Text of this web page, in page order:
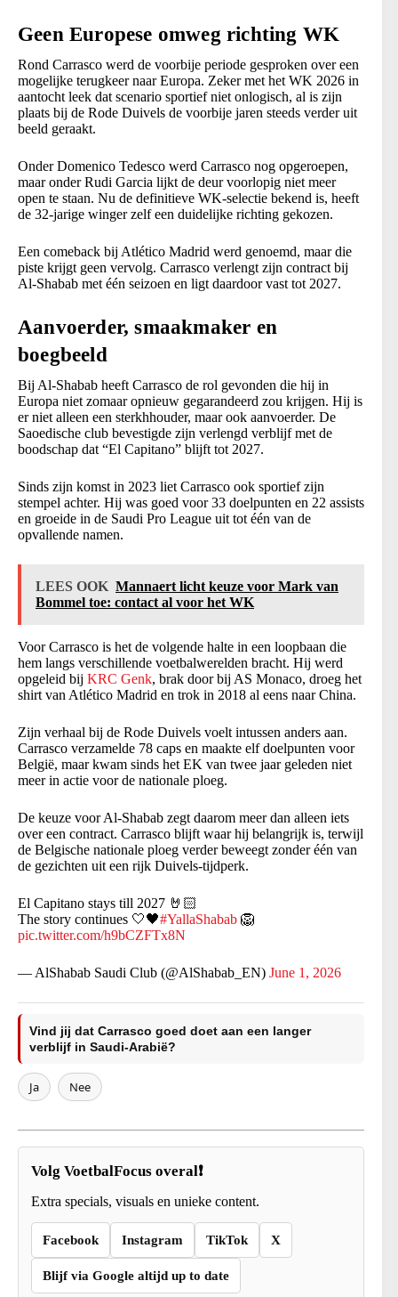
Geen Europese omweg richting WK
Rond Carrasco werd de voorbije periode gesproken over een
mogelijke terugkeer naar Europa. Zeker met het WK 2026 in
aantocht leek dat scenario sportief niet onlogisch, al is zijn
plaats bij de Rode Duivels de voorbije jaren steeds verder uit
beeld geraakt.
Onder Domenico Tedesco werd Carrasco nog opgeroepen,
maar onder Rudi Garcia lijkt de deur voorlopig niet meer
open te staan. Nu de definitieve WK-selectie bekend is, heeft
de 32-jarige winger zelf een duidelijke richting gekozen.
Een comeback bij Atlético Madrid werd genoemd, maar die
piste krijgt geen vervolg. Carrasco verlengt zijn contract bij
Al-Shabab met één seizoen en ligt daardoor vast tot 2027.
Aanvoerder, smaakmaker en
boegbeeld
Bij Al-Shabab heeft Carrasco de rol gevonden die hij in
Europa niet zomaar opnieuw gegarandeerd zou krijgen. Hij is
er niet alleen een sterkhhouder, maar ook aanvoerder. De
Saoedische club bevestigde zijn verlengd verblijf met de
boodschap dat “El Capitano” blijft tot 2027.
Sinds zijn komst in 2023 liet Carrasco ook sportief zijn
stempel achter. Hij was goed voor 33 doelpunten en 22 assists
en groeide in de Saudi Pro League uit tot één van de
opvallende namen.
LEES OOK Mannaert licht keuze voor Mark van
Bommel toe: contact al voor het WK
Voor Carrasco is het de volgende halte in een loopbaan die
hem langs verschillende voetbalwerelden bracht. Hij werd
opgeleid bij KRC Genk, brak door bij AS Monaco, droeg het
shirt van Atlético Madrid en trok in 2018 al eens naar China.
Zijn verhaal bij de Rode Duivels voelt intussen anders aan.
Carrasco verzamelde 78 caps en maakte elf doelpunten voor
België, maar kwam sinds het EK van twee jaar geleden niet
meer in actie voor de nationale ploeg.
De keuze voor Al-Shabab zegt daarom meer dan alleen iets
over een contract. Carrasco blijft waar hij belangrijk is, terwijl
de Belgische nationale ploeg verder beweegt zonder één van
de gezichten uit een rijk Duivels-tijdperk.
El Capitano stays till 2027 🤘🏻
The story continues 🤍🖤#YallaShabab 🦁
pic.twitter.com/h9bCZFTx8N
— AlShabab Saudi Club (@AlShabab_EN) June 1, 2026
Vind jij dat Carrasco goed doet aan een langer
verblijf in Saudi-Arabië?
Ja Nee
Volg VoetbalFocus overal❗
Extra specials, visuals en unieke content.
Facebook Instagram TikTok X
Blijf via Google altijd up to date